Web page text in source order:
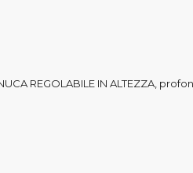
REGOLABILE IN ALTEZZA,